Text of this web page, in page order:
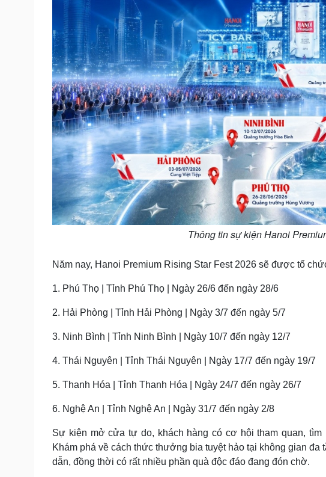
Thông tin sự kiện Hanoi
Năm nay, Hanoi Premium Rising Star Fest 2026 sẽ được tổ
1. Phú Thọ | Tỉnh Phú Thọ | Ngày 26/6 đến ngày 28/6
2. Hải Phòng | Tỉnh Hải Phòng | Ngày 3/7 đến ngày 5/7
3. Ninh Bình | Tỉnh Ninh Bình | Ngày 10/7 đến ngày 12/7
4. Thái Nguyên | Tỉnh Thái Nguyên | Ngày 17/7 đến ngày 19/7
5. Thanh Hóa | Tỉnh Thanh Hóa | Ngày 24/7 đến ngày 26/7
6. Nghệ An | Tỉnh Nghệ An | Ngày 31/7 đến ngày 2/8
Sự kiện mở cửa tự do, khách hàng có cơ hội tham quan,
Khám phá về cách thức thưởng bia tuyệt hảo tại không gian
dẫn, đồng thời có rất nhiều phần quà độc đáo đang đón chờ.